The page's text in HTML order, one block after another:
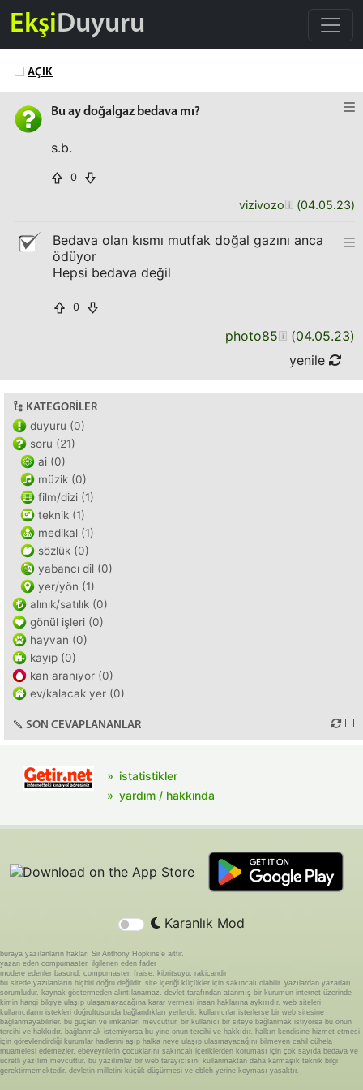
EkşiDuyuru
AÇIK
Bu ay doğalgaz bedava mı?
s.b.
0
vizivozo (04.05.23)
Bedava olan kısmı mutfak doğal gazını anca
ödüyor
Hepsi bedava değil
0
photo85 (04.05.23)
yenile
KATEGORILER
duyuru (0)
soru (21)
ai (0)
müzik (0)
film/dizi (1)
teknik (1)
medikal (1)
sözlük (0)
yabancı dil (0)
yer/yön (1)
alınık/satılık (0)
gönül işleri (0)
hayvan (0)
kayıp (0)
kan aranıyor (0)
ev/kalacak yer (0)
SON CEVAPLANANLAR
istatistikler
yardım / hakkında
Karanlık Mod
buraya yazılanların hakları Sir Anthony Hopkins'e aittir.
yazan eden compumaster, ilgilenen eden fader
modere edenler basond, compumaster, fraise, kibritsuyu, rakicandir
bu sitede yazılanların hiçbiri doğru değildir. site içeriği küçükler için sakıncalı olabilir. yazılardan yazarları
sorumludur. kaynak göstermeden alıntılanamaz. devlet tarafından atanmış bir kurumun internet üzerinde
kimin hangi bilgiye ulaşıp ulaşamayacağına karar vermesi insan haklarına aykırıdır. web siteleri
kullanıcıların istekleri doğrultusunda bağlandıkları yerlerdir. kullanıcılar isterlerse bir web sitesine
bağlanmayabilirler. bu güçleri ve imkanları mevcuttur. bir kullanıcı bir siteye bağlanmak istiyorsa bu onun
tercihi ve hakkıdır. bağlanmak istemiyorsa bu yine onun tercihi ve hakkıdır. halkın kendisine hizmet etmesi
için görevlendirdiği kurumlar hadlerini aşıp halka neye ulaşıp ulaşmayacağını bilmeyen cahil cühela
muamelesi edemezler. ebeveynlerin çocuklarını sakıncalı içeriklerden koruması için çok sayıda bedava ve
ücretli yazılım mevcuttur. bu yazılımlar bir web tarayıcısını kullanmaktan daha karmaşık teknik bilgi
gerektirmemektedir. devletin milletini küçük düşürmesi ve ebleh yerine koyması yasaktır.